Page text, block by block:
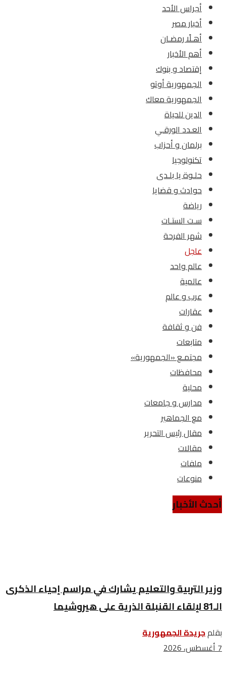
أجراس الأحد
أخبار مصر
أهـلًا رمضـان
أهم الأخبار
إقتصاد و بنوك
الجمهورية أوتو
الجمهورية معاك
الدين للحياة
العـدد الورقـي
برلمان و أحزاب
تكنولوجيا
حلـوة يا بلـدى
حوادث و قضايا
رياضة
سـت الستـات
شهر الفرحة
عاجل
عالم واحد
عالمية
عرب و عالم
عقارات
فن و ثقافة
متابعات
مجتمـع «الجمهورية»
محافظات
محلية
مدارس و جامعات
مع الجماهير
مقال رئيس التحرير
مقالات
ملفات
منوعات
أحدث الأخبار
وزير التربية والتعليم يشارك في مراسم إحياء الذكرى
الـ81 لإلقاء القنبلة الذرية على هيروشيما
بقلمجريدة الجمهورية
7 أغسطس، 2026